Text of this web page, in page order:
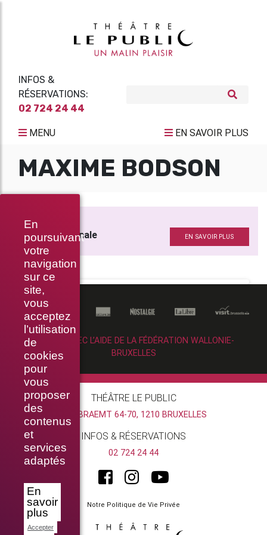
En
poursuivant
votre
navigation
sur ce
site,
vous
acceptez
l’utilisation
de
cookies
pour
vous
proposer
des
contenus
et
services
adaptés
En
savoir
plus
Accepter
INFOS &
RÉSERVATIONS:
02 724 24 44
MENU EN SAVOIR PLUS
MAXIME BODSON
REVOLT
Musique originale EN SAVOIR PLUS
RÉALISÉ AVEC L’AIDE DE LA FÉDÉRATION WALLONIE-
BRUXELLES
THÉÂTRE LE PUBLIC
RUE BRAEMT 64-70, 1210 BRUXELLES
INFOS & RÉSERVATIONS
02 724 24 44
Notre Politique de Vie Privée